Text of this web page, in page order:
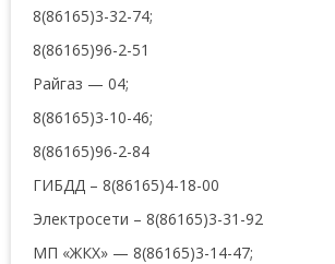
8(86165)3-32-74;
8(86165)96-2-51
Райгаз — 04;
8(86165)3-10-46;
8(86165)96-2-84
ГИБДД – 8(86165)4-18-00
Электросети – 8(86165)3-31-92
МП «ЖКХ» — 8(86165)3-14-47;